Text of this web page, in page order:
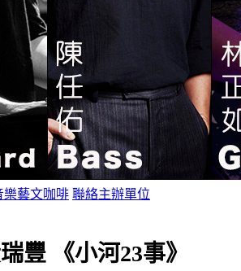
樂藝文咖啡 聯絡主辦單位
豐 《小河23事》